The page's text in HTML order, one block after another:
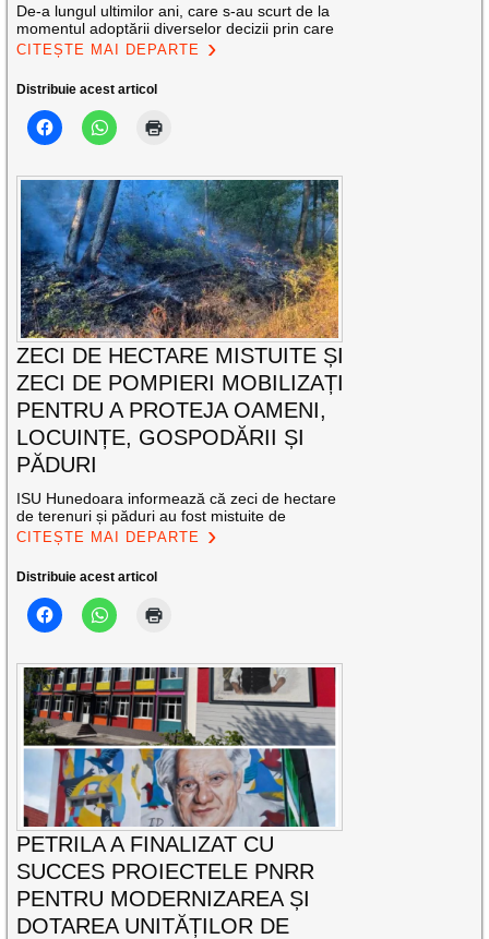
De-a lungul ultimilor ani, care s-au scurt de la
momentul adoptării diverselor decizii prin care
CITEȘTE MAI DEPARTE
Distribuie acest articol
ZECI DE HECTARE MISTUITE ȘI
ZECI DE POMPIERI MOBILIZAȚI
PENTRU A PROTEJA OAMENI,
LOCUINȚE, GOSPODĂRII ȘI
PĂDURI
ISU Hunedoara informează că zeci de hectare
de terenuri și păduri au fost mistuite de
CITEȘTE MAI DEPARTE
Distribuie acest articol
PETRILA A FINALIZAT CU
SUCCES PROIECTELE PNRR
PENTRU MODERNIZAREA ȘI
DOTAREA UNITĂȚILOR DE